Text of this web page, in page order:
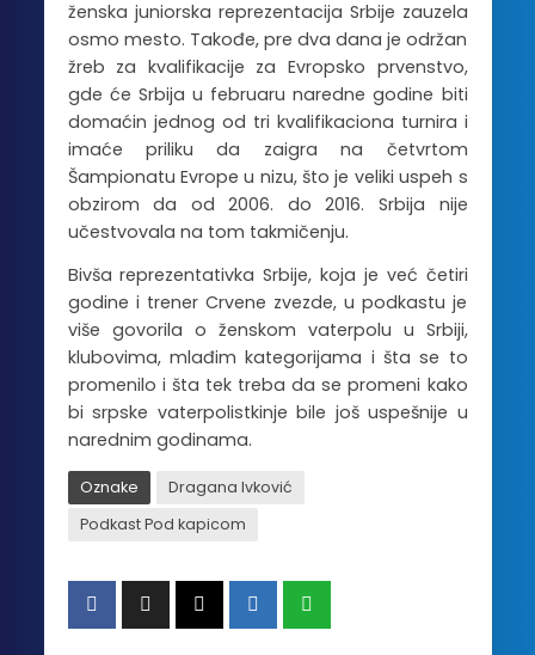
ženska juniorska reprezentacija Srbije zauzela
osmo mesto. Takođe, pre dva dana je održan
žreb za kvalifikacije za Evropsko prvenstvo,
gde će Srbija u februaru naredne godine biti
domaćin jednog od tri kvalifikaciona turnira i
imaće priliku da zaigra na četvrtom
Šampionatu Evrope u nizu, što je veliki uspeh s
obzirom da od 2006. do 2016. Srbija nije
učestvovala na tom takmičenju.
Bivša reprezentativka Srbije, koja je već četiri
godine i trener Crvene zvezde, u podkastu je
više govorila o ženskom vaterpolu u Srbiji,
klubovima, mlađim kategorijama i šta se to
promenilo i šta tek treba da se promeni kako
bi srpske vaterpolistkinje bile još uspešnije u
narednim godinama.
Oznake
Dragana Ivković
Podkast Pod kapicom